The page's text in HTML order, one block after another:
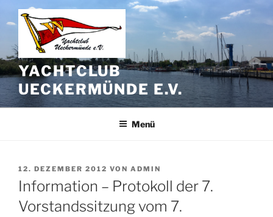
Zum
Inhalt
springen
YACHTCLUB
UECKERMÜNDE E.V.
Menü
VERÖFFENTLICHT
AM
12. DEZEMBER 2012 VON ADMIN
Information – Protokoll der 7.
Vorstandssitzung vom 7.